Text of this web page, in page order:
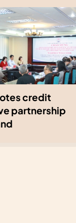
credit
partnership